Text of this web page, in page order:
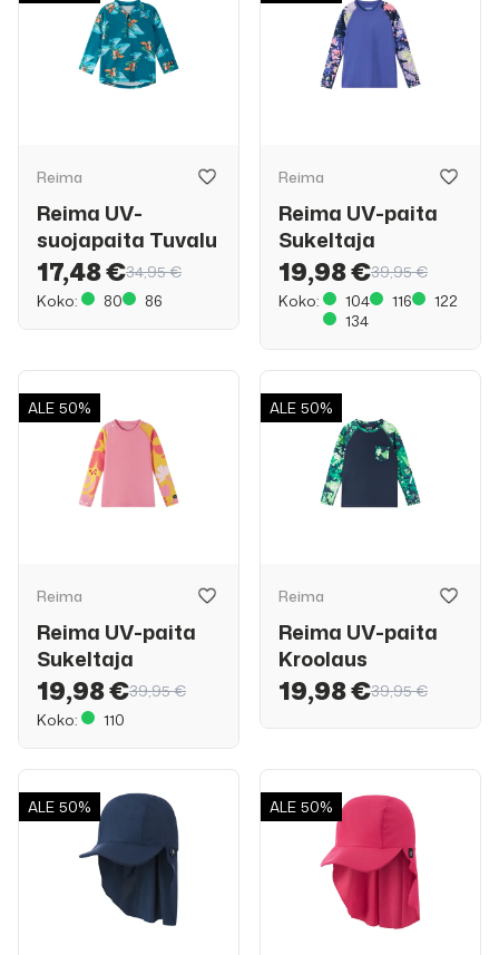
Reima
Reima UV-
suojapaita Tuvalu
17,48 €34,95 €
Koko:
80 86
Reima
Reima UV-paita
Sukeltaja
19,98 €39,95 €
Koko:
104 116
122
134
ALE 50%
Reima
Reima UV-paita
Sukeltaja
19,98 €39,95 €
Koko:
110
ALE 50%
Reima
Reima UV-paita
Kroolaus
19,98 €39,95 €
ALE 50% ALE 50%